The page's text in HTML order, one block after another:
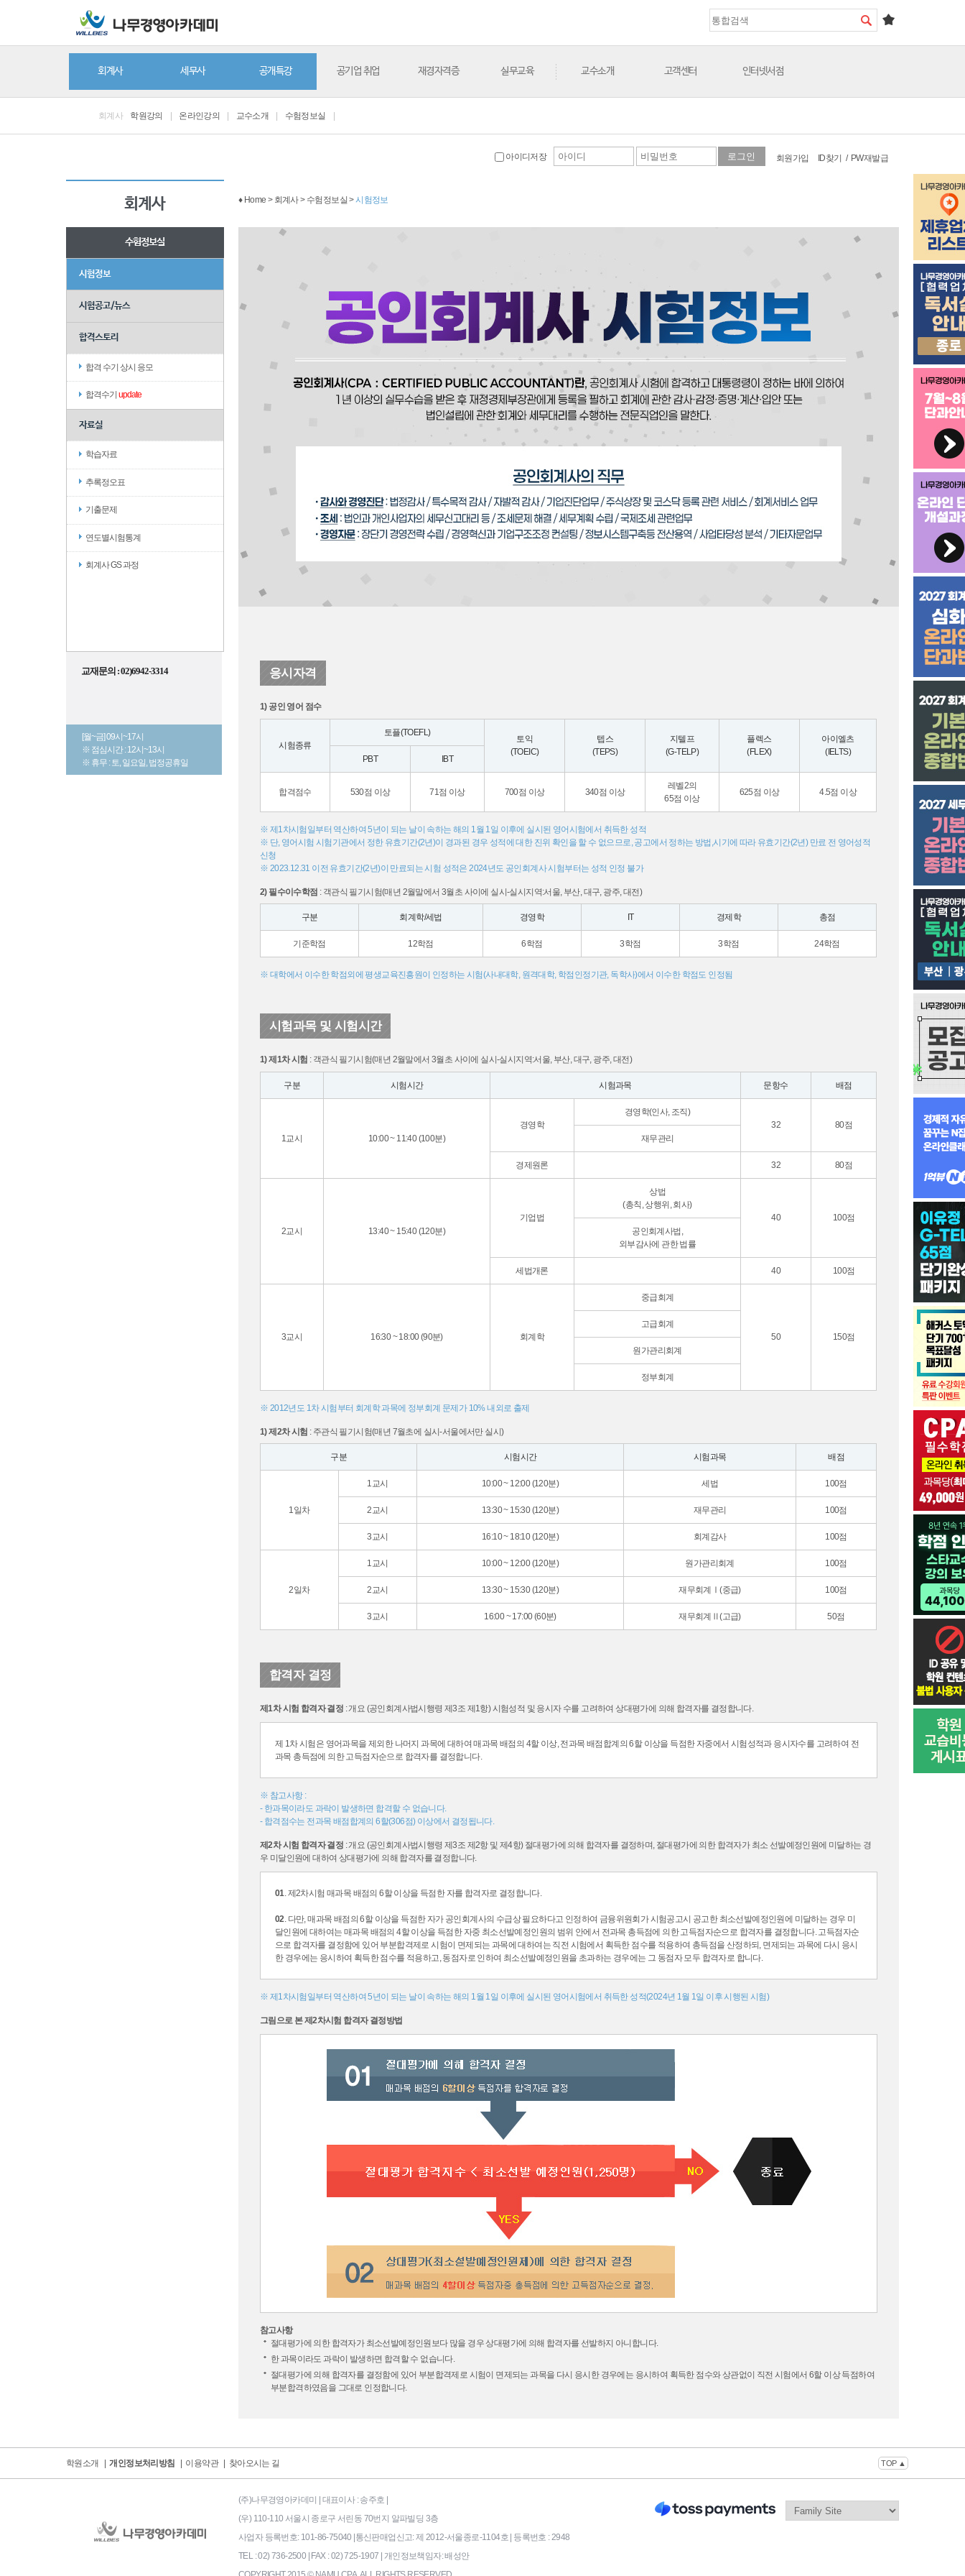
회계사 세무사 공개특강 공기업 취업 재경자격증 실무교육 교수소개 고객센터 인터넷서점
회계사 학원강의 온라인강의 교수소개 수험정보실
아이디저장 회원가입 ID찾기 / PW재발급
회계사
수험정보실
시험정보
시험공고/뉴스
합격스토리
합격 수기 상시 응모
합격수기update
자료실
학습자료
추록정오표
기출문제
연도별시험통계
회계사 GS 과정
교재문의 : 02)6942-3314
[월~금] 09시~17시
※ 점심시간 : 12시~13시
※ 휴무 : 토, 일요일, 법정공휴일
♦ Home > 회계사 > 수험정보실 >시험정보
응시자격
1) 공인 영어 점수
시험종류
토플(TOEFL)
토익
(TOEIC)
텝스
(TEPS)
지텔프
(G-TELP)
플렉스
(FLEX)
아이엘츠
(IELTS)
PBT IBT
합격점수 530점 이상 71점 이상 700점 이상 340점 이상
레벨2의
65점 이상
625점 이상 4.5점 이상
※ 제1차시험일부터 역산하여 5년이 되는 날이 속하는 해의 1월 1일 이후에 실시된 영어시험에서 취득한 성적
※ 단, 영어시험 시험기관에서 정한 유효기간(2년)이 경과된 경우 성적에 대한 진위 확인을 할 수 없으므로, 공고에서 정하는 방법,시기에 따라 유효기간(2년) 만료 전 영어성적
신청
※ 2023.12.31 이전 유효기간(2년)이 만료되는 시험 성적은 2024년도 공인회계사 시험부터는 성적 인정 불가
2) 필수이수학점 : 객관식 필기시험(매년 2월말에서 3월초 사이에 실시-실시지역:서울, 부산, 대구, 광주, 대전)
구분 회계학/세법 경영학 IT 경제학 총점
기준학점 12학점 6학점 3학점 3학점 24학점
※ 대학에서 이수한 학점외에 평생교육진흥원이 인정하는 시험(사내대학, 원격대학, 학점인정기관, 독학사)에서 이수한 학점도 인정됨
시험과목 및 시험시간
1) 제1차 시험 : 객관식 필기시험(매년 2월말에서 3월초 사이에 실시-실시지역:서울, 부산, 대구, 광주, 대전)
구분 시험시간 시험과목 문항수 배점
1교시 10:00 ~ 11:40 (100분)
경영학
경영학(인사, 조직)
32
80점
재무관리
경제원론 32 80점
2교시 13:40 ~ 15:40 (120분)
기업법
상법
(총칙, 상행위, 회사)
40
100점
공인회계사법,
외부감사에 관한 법률
세법개론 40 100점
3교시 16:30 ~ 18:00 (90분) 회계학
중급회계
50 150점
고급회계
원가관리회계
정부회계
※ 2012년도 1차 시험부터 회계학 과목에 정부회계 문제가 10% 내외로 출제
1) 제2차 시험 : 주관식 필기시험(매년 7월초에 실시-서울에서만 실시)
구분 시험시간 시험과목 배점
1일차
1교시 10:00 ~ 12:00 (120분) 세법 100점
2교시 13:30 ~ 15:30 (120분) 재무관리 100점
3교시 16:10 ~ 18:10 (120분) 회계감사 100점
2일차
1교시 10:00 ~ 12:00 (120분) 원가관리회계 100점
2교시 13:30 ~ 15:30 (120분) 재무회계Ⅰ(중급) 100점
3교시 16:00 ~ 17:00 (60분) 재무회계Ⅱ(고급) 50점
합격자 결정
제1차 시험 합격자 결정 : 개요 (공인회계사법시행령 제3조 제1항) 시험성적 및 응시자 수를 고려하여 상대평가에 의해 합격자를 결정합니다.
제 1차 시험은 영어과목을 제외한 나머지 과목에 대하여 매과목 배점의 4할 이상, 전과목 배점합계의 6할 이상을 득점한 자중에서 시험성적과 응시자수를 고려하여 전
과목 총득점에 의한 고득점자순으로 합격자를 결정합니다.
※ 참고사항 :
- 한과목이라도 과락이 발생하면 합격할 수 없습니다.
- 합격점수는 전과목 배점합계의 6할(306점) 이상에서 결정됩니다.
제2차 시험 합격자 결정 : 개요 (공인회계사법시행령 제3조 제2항 및 제4항) 절대평가에 의해 합격자를 결정하며, 절대평가에 의한 합격자가 최소 선발예정인원에 미달하는 경
우 미달인원에 대하여 상대평가에 의해 합격자를 결정합니다.
01. 제2차시험 매과목 배점의 6할 이상을 득점한 자를 합격자로 결정합니다.
02. 다만, 매과목 배점의 6할 이상을 득점한 자가 공인회계사의 수급상 필요하다고 인정하여 금융위원회가 시험공고시 공고한 최소선발예정인원에 미달하는 경우 미
달인원에 대하여는 매과목 배점의 4할 이상을 득점한 자중 최소선발예정인원의 범위 안에서 전과목 총득점에 의한 고득점자순으로 합격자를 결정합니다. 고득점자순
으로 합격자를 결정함에 있어 부분합격제로 시험이 면제되는 과목에 대하여는 직전 시험에서 획득한 점수를 적용하여 총득점을 산정하되, 면제되는 과목에 다시 응시
한 경우에는 응시하여 획득한 점수를 적용하고, 동점자로 인하여 최소선발예정인원을 초과하는 경우에는 그 동점자 모두 합격자로 합니다.
※ 제1차시험일부터 역산하여 5년이 되는 날이 속하는 해의 1월 1일 이후에 실시된 영어시험에서 취득한 성적(2024년 1월 1일 이후 시행된 시험)
그림으로 본 제2차시험 합격자 결정방법
참고사항
절대평가에 의한 합격자가 최소선발예정인원보다 많을 경우 상대평가에 의해 합격자를 선발하지 아니합니다.
한 과목이라도 과락이 발생하면 합격할 수 없습니다.
절대평가에 의해 합격자를 결정함에 있어 부분합격제로 시험이 면제되는 과목을 다시 응시한 경우에는 응시하여 획득한 점수와 상관없이 직전 시험에서 6할 이상 득점하여
부분합격하였음을 그대로 인정합니다.
학원소개 개인정보처리방침 이용약관 찾아오시는 길 TOP ▲
(주)나무경영아카데미 | 대표이사 : 송주호 |
(우) 110-110 서울시 종로구 서린동 70번지 알파빌딩 3층
사업자 등록번호: 101-86-75040 | 통신판매업신고: 제 2012-서울종로-1104호 | 등록번호 : 2948
TEL : 02) 736-2500 | FAX : 02) 725-1907 | 개인정보책임자: 배성안